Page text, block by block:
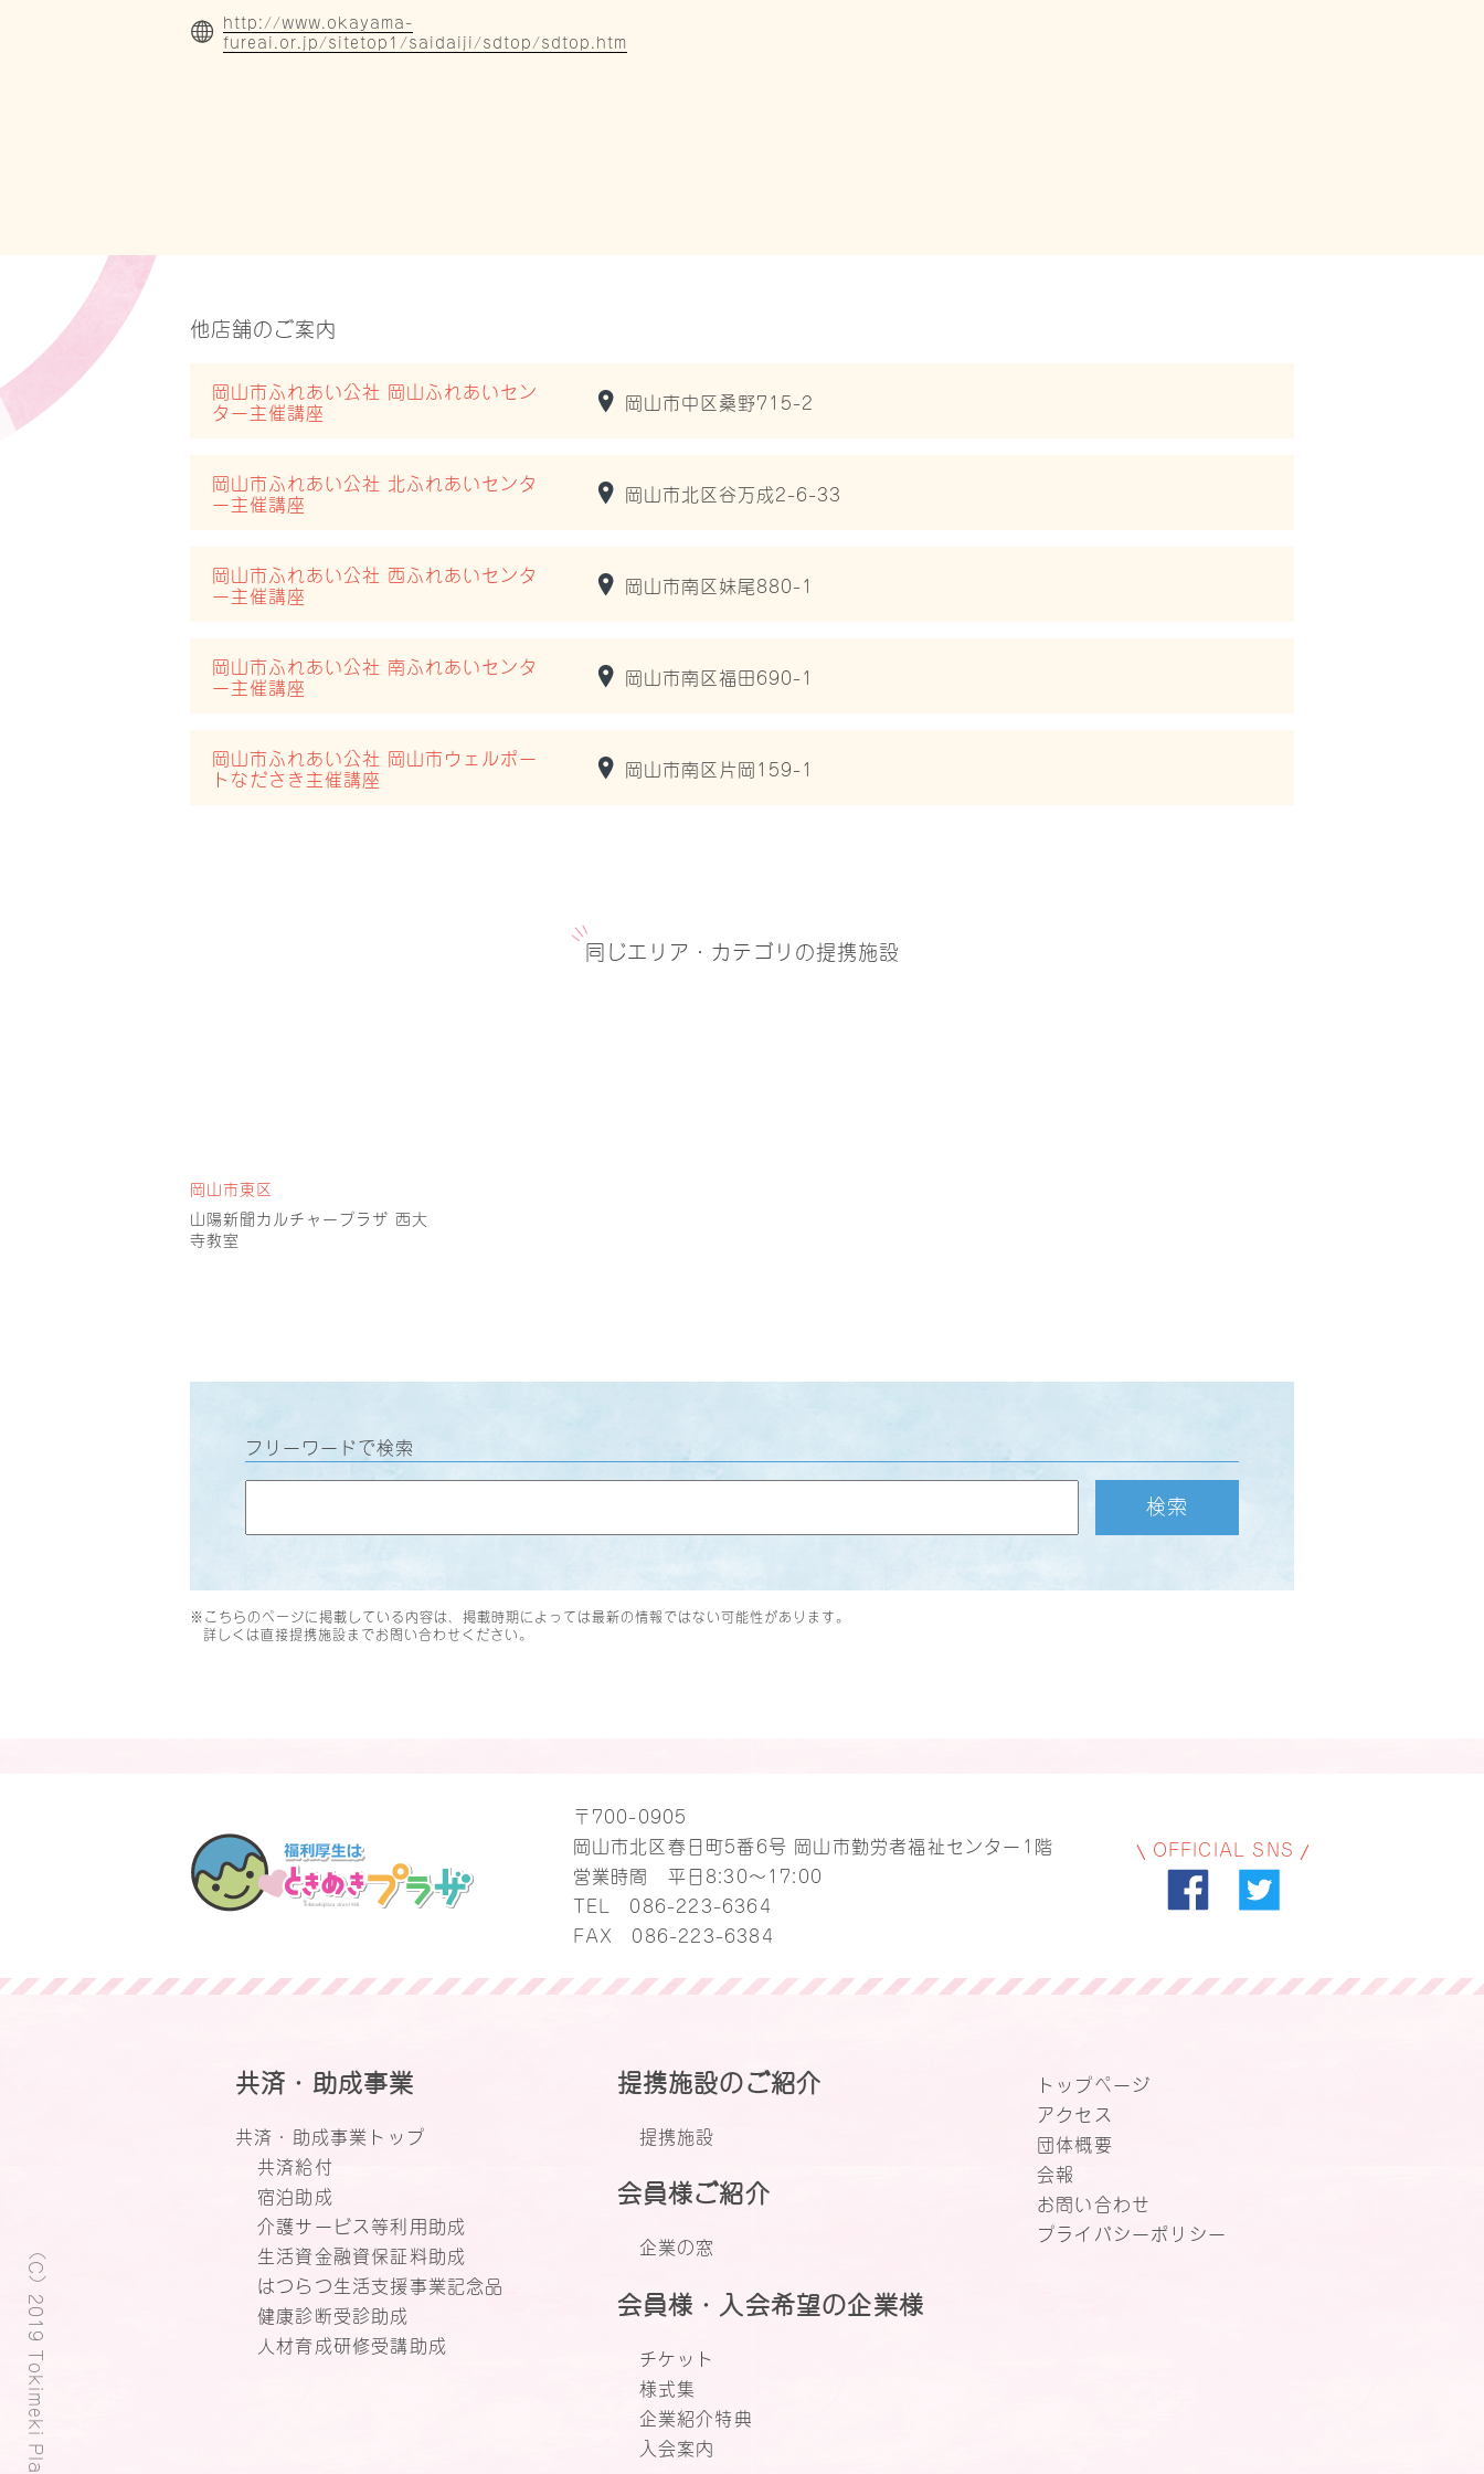
http://www.okayama-
fureai.or.jp/sitetop1/saidaiji/sdtop/sdtop.htm
他店舗のご案内
岡山市ふれあい公社 岡山ふれあいセン
ター主催講座
岡山市中区桑野715-2
岡山市ふれあい公社 北ふれあいセンタ
ー主催講座
岡山市北区谷万成2-6-33
岡山市ふれあい公社 西ふれあいセンタ
ー主催講座
岡山市南区妹尾880-1
岡山市ふれあい公社 南ふれあいセンタ
ー主催講座
岡山市南区福田690-1
岡山市ふれあい公社 岡山市ウェルポー
トなださき主催講座
岡山市南区片岡159-1
同じエリア・カテゴリの提携施設
岡山市東区
山陽新聞カルチャープラザ 西大
寺教室
フリーワードで検索
検索
※こちらのページに掲載している内容は、掲載時期によっては最新の情報ではない可能性があります。
詳しくは直接提携施設までお問い合わせください。
〒700-0905
岡山市北区春日町5番6号 岡山市勤労者福祉センター1階
営業時間 平日8:30～17:00
TEL 086-223-6364
FAX 086-223-6384
OFFICIAL SNS
共済・助成事業
共済・助成事業トップ
共済給付
宿泊助成
介護サービス等利用助成
生活資金融資保証料助成
はつらつ生活支援事業記念品
健康診断受診助成
人材育成研修受講助成
提携施設のご紹介
提携施設
会員様ご紹介
企業の窓
会員様・入会希望の企業様
チケット
様式集
企業紹介特典
入会案内
トップページ
アクセス
団体概要
会報
お問い合わせ
プライバシーポリシー
（C）2019 Tokimeki Plaza.